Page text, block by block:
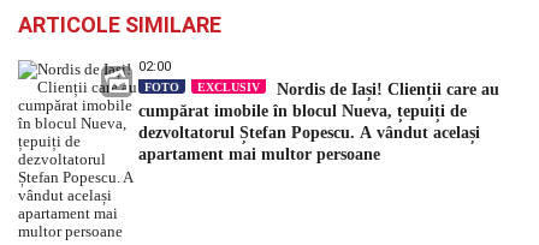
ARTICOLE SIMILARE
02:00
FOTO EXCLUSIV
Nordis de Iași! Clienții care au
cumpărat imobile în blocul Nueva, țepuiți de
dezvoltatorul Ștefan Popescu. A vândut același
apartament mai multor persoane